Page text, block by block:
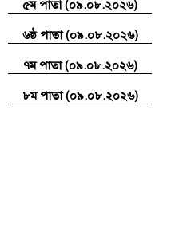
৫ম পাতা (০৯.০৮.২০২৬)
৬ষ্ঠ পাতা (০৯.০৮.২০২৬)
৭ম পাতা (০৯.০৮.২০২৬)
৮ম পাতা (০৯.০৮.২০২৬)